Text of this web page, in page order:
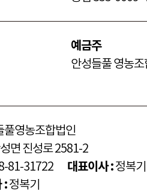
예금주
안성들풀 영농
풀영농조합법인
면 진성로 2581-2
81-31722 대표이사 :정복기
:정복기